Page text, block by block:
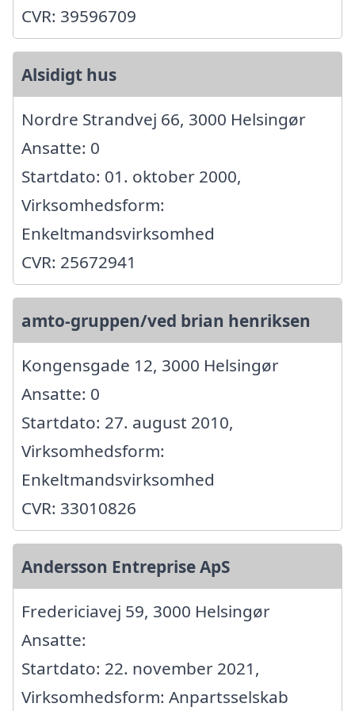
CVR: 39596709
Alsidigt hus
Nordre Strandvej 66, 3000 Helsingør
Ansatte: 0
Startdato: 01. oktober 2000,
Virksomhedsform:
Enkeltmandsvirksomhed
CVR: 25672941
amto-gruppen/ved brian henriksen
Kongensgade 12, 3000 Helsingør
Ansatte: 0
Startdato: 27. august 2010,
Virksomhedsform:
Enkeltmandsvirksomhed
CVR: 33010826
Andersson Entreprise ApS
Fredericiavej 59, 3000 Helsingør
Ansatte:
Startdato: 22. november 2021,
Virksomhedsform: Anpartsselskab